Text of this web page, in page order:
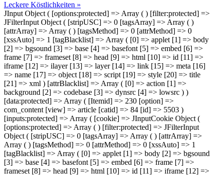
Leckere Köstlichkeiten »
JInput Object ( [options:protected] => Array ( ) [filter:protected] =>
JFilterInput Object ( [stripUSC] => 0 [tagsArray] => Array ( )
[attrArray] => Array ( ) [tagsMethod] => 0 [attrMethod] => 0
[xssAuto] => 1 [tagBlacklist] => Array ( [0] => applet [1] => body
[2] => bgsound [3] => base [4] => basefont [5] => embed [6] =>
frame [7] => frameset [8] => head [9] => html [10] => id [11] =>
iframe [12] => ilayer [13] => layer [14] => link [15] => meta [16]
=> name [17] => object [18] => script [19] => style [20] => title
[21] => xml ) [attrBlacklist] => Array ( [0] => action [1] =>
background [2] => codebase [3] => dynsrc [4] => lowsrc ) )
[data:protected] => Array ( [Itemid] => 230 [option] =>
com_content [view] => article [catid] => 84 [id] => 5503 )
[inputs:protected] => Array ( [cookie] => JInputCookie Object (
[options:protected] => Array ( ) [filter:protected] => JFilterInput
Object ( [stripUSC] => 0 [tagsArray] => Array ( ) [attrArray] =>
Array ( ) [tagsMethod] => 0 [attrMethod] => 0 [xssAuto] => 1
[tagBlacklist] => Array ( [0] => applet [1] => body [2] => bgsound
[3] => base [4] => basefont [5] => embed [6] => frame [7] =>
frameset [8] => head [9] => html [10] => id [11] => iframe [12] =>